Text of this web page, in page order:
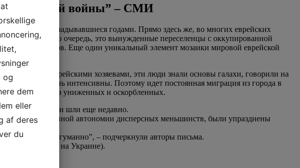
“холодной войны” – СМИ
складывавшиеся годами. Прямо здесь же, во многих еврейских
В первую очередь, это вынужденные переселенцы с оккупированной
документов. Еще один уникальный элемент мозаики мировой еврейской
за своими еврейскими хозяевами, эти люди знали основы галахи, говорили на
были очень интенсивны. Поэтому идет постоянная миграция из города в
и вечный образ униженных и оскорбленных.
туда, где бои шли еще недавно.
административной автономии дисперсных меньшинств, были упразднены
и вузы.
– крайне негуманно”, – подчеркнули авторы письма.
(как и везде на Украине).
og
dem
eller
af deres
du